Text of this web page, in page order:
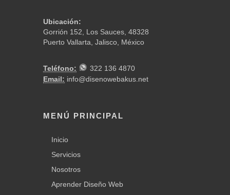
Ubicación:
Gorrión 152, Los Sauces, 48328
Puerto Vallarta, Jalisco, México
Teléfono:
322 136 4870
Email: info@disenowebakus.net
MENÚ PRINCIPAL
Inicio
Servicios
Nosotros
Aprender Diseño Web